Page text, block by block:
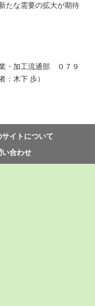
たな需要の拡大が期待
・加工流通部 ０７９
木下 歩）
サイトについて
い合わせ